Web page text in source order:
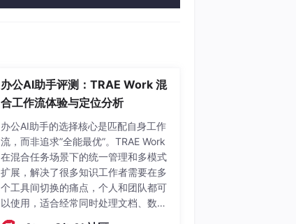
Mermaid流程图
办公AI助手评测：TRAE Work 混
合工作流体验与定位分析
办公AI助手的选择核心是匹配自身工作
流，而非追求”全能最优”。TRAE Work
在混合任务场景下的统一管理和多模式
扩展，解决了很多知识工作者需要在多
个工具间切换的痛点，个人和团队都可
以使用，适合经常同时处理文档、数
据、演示和偶发技术任务的用户尝试。